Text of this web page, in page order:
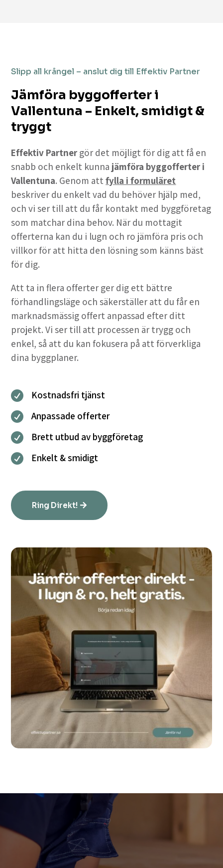
Slipp all krångel – anslut dig till Effektiv Partner
Jämföra byggofferter i
Vallentuna – Enkelt, smidigt &
tryggt
Effektiv Partner gör det möjligt för dig att få en
snabb och enkelt kunna jämföra byggofferter i
Vallentuna. Genom attfylla i formuläret
beskriver du enkelt vad du behöver hjälp med,
och vi ser till att du får kontakt med byggföretag
som matchar dina behov. När du mottagit
offerterna kan du i lugn och ro jämföra pris och
villkor för att hitta den lösning som känns bäst
för dig.
Att ta in flera offerter ger dig ett bättre
förhandlingsläge och säkerställer att du får en
marknadsmässig offert anpassad efter ditt
projekt. Vi ser till att processen är trygg och
enkel, så att du kan fokusera på att förverkliga
dina byggplaner.
 Kostnadsfri tjänst
 Anpassade offerter
 Brett utbud av byggföretag
 Enkelt & smidigt
Ring Direkt!